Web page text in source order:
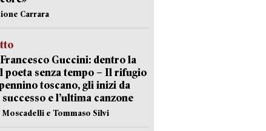
Carrara
Guccini: dentro la
poeta senza tempo – Il rifugio
toscano, gli inizi da
e l’ultima canzone
Moscadelli e Tommaso Silvi